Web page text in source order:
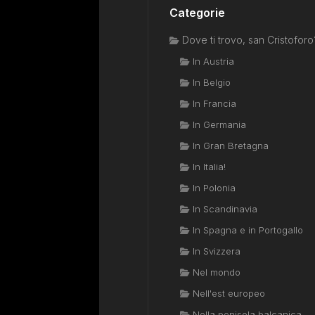
Categorie
Dove ti trovo, san
In Austria
In Belgio
In Francia
In Germania
In Gran Bretagna
In Italia!
In Polonia
In Scandinavia
In Spagna e in Portogallo
In Svizzera
Nel mondo
Nell'est europeo